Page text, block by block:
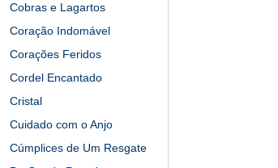
Cobras e Lagartos
Coração Indomável
Corações Feridos
Cordel Encantado
Cristal
Cuidado com o Anjo
Cúmplices de Um Resgate